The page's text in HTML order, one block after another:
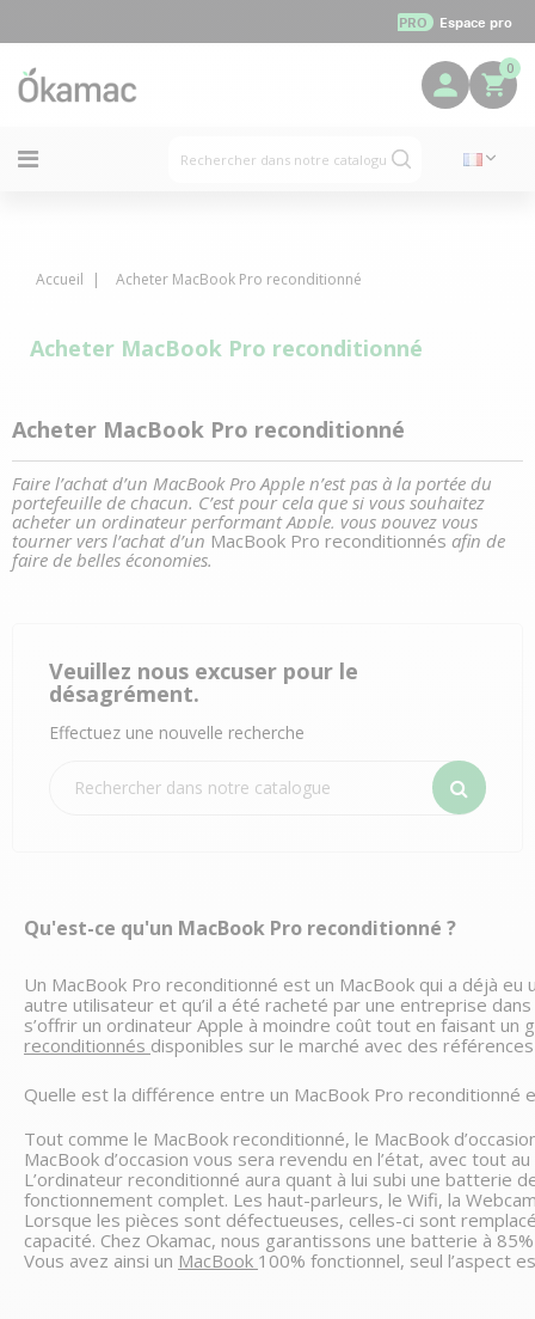
PRO Espace pro
0
Accueil Acheter MacBook Pro reconditionné
Acheter MacBook Pro reconditionné
Acheter MacBook Pro reconditionné
Faire l’achat d’un MacBook Pro Apple n’est pas à la portée du
portefeuille de chacun. C’est pour cela que si vous souhaitez
acheter un ordinateur performant Apple, vous pouvez vous
tourner vers l’achat d’un MacBook Pro reconditionnés afin de
faire de belles économies.
Veuillez nous excuser pour le
désagrément.
Effectuez une nouvelle recherche
Qu'est-ce qu'un MacBook Pro reconditionné ?
Un MacBook Pro reconditionné est un MacBook qui a déjà
autre utilisateur et qu’il a été racheté par une entreprise
s’offrir un ordinateur Apple à moindre coût tout en faisant
reconditionnés disponibles sur le marché avec des
Quelle est la différence entre un MacBook Pro reconditionné
Tout comme le MacBook reconditionné, le MacBook
MacBook d’occasion vous sera revendu en l’état, avec tout
L’ordinateur reconditionné aura quant à lui subi une
fonctionnement complet. Les haut-parleurs, le Wifi, la
Lorsque les pièces sont défectueuses, celles-ci sont
capacité. Chez Okamac, nous garantissons une batterie à
Vous avez ainsi un MacBook 100% fonctionnel, seul l’aspect